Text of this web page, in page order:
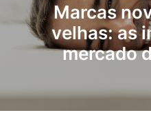
Marcas
velhas: as
mercado